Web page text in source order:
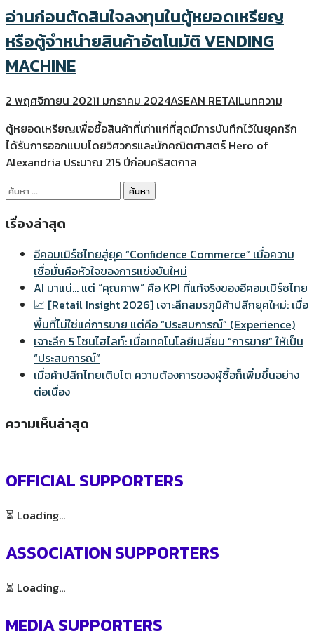
อ่านก่อนตัดสินใจลงทุนในตู้หยอดเหรียญ
หรือตู้จำหน่ายสินค้าอัตโนมัติ VENDING
MACHINE
2 พฤศจิกายน 20211 มกราคม 2024ASEAN RETAILบทความ
ตู้หยอดเหรียญเพื่อซื้อสินค้าที่เก่าแก่ที่สุดมีการบันทึกไว้ในยุคกรีก
ได้รับการออกแบบโดยวิศวกรและนักคณิตศาสตร์ Hero of
Alexandria ประมาณ 215 ปีก่อนคริสตกาล
ค้นหา
เรื่องล่าสุด
อีคอมเมิร์ซไทยสู่ยุค “Confidence Commerce” เมื่อความ
เชื่อมั่นคือหัวใจของการแข่งขันใหม่
AI มาแน่… แต่ “คุณภาพ” คือ KPI ที่แท้จริงของอีคอมเมิร์ซไทย
📈 [Retail Insight 2026] เจาะลึกสมรภูมิค้าปลีกยุคใหม่: เมื่อ
พื้นที่ไม่ใช่แค่การขาย แต่คือ “ประสบการณ์” (Experience)
เจาะลึก 5 โซนไฮไลท์: เมื่อเทคโนโลยีเปลี่ยน “การขาย” ให้เป็น
“ประสบการณ์”
เมื่อค้าปลีกไทยเติบโต ความต้องการของผู้ซื้อก็เพิ่มขึ้นอย่าง
ต่อเนื่อง
ความเห็นล่าสุด
OFFICIAL SUPPORTERS
⏳ Loading...
ASSOCIATION SUPPORTERS
⏳ Loading...
MEDIA SUPPORTERS